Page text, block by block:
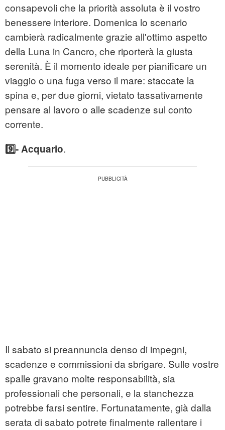
consapevoli che la priorità assoluta è il vostro
benessere interiore. Domenica lo scenario
cambierà radicalmente grazie all'ottimo aspetto
della Luna in Cancro, che riporterà la giusta
serenità. È il momento ideale per pianificare un
viaggio o una fuga verso il mare: staccate la
spina e, per due giorni, vietato tassativamente
pensare al lavoro o alle scadenze sul conto
corrente.
9️⃣- Acquario.
Il sabato si preannuncia denso di impegni,
scadenze e commissioni da sbrigare. Sulle vostre
spalle gravano molte responsabilità, sia
professionali che personali, e la stanchezza
potrebbe farsi sentire. Fortunatamente, già dalla
serata di sabato potrete finalmente rallentare i